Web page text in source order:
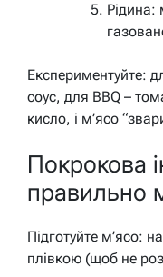
Рідина:
Експериментуйте:
соус, для BBQ –
кисло, і м’ясо
Покрокова
правильно
Підготуйте м’ясо:
плівкою (щоб не